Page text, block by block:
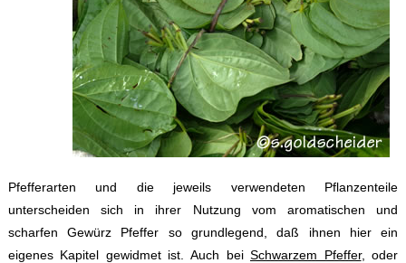
Pfefferarten und die jeweils verwendeten Pflanzenteile
unterscheiden sich in ihrer Nutzung vom aromatischen und
scharfen Gewürz Pfeffer so grundlegend, daß ihnen hier ein
eigenes Kapitel gewidmet ist. Auch beiSchwarzem Pfeffer, oder